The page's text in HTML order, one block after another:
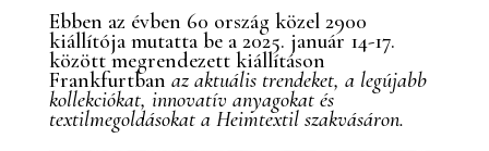
Ebben az évben 60 ország közel 2900
kiállítója mutatta be a 2025. január 14-17.
között megrendezett kiállításon
Frankfurtban az aktuális trendeket, a legújabb
kollekciókat, innovatív anyagokat és
textilmegoldásokat a Heimtextil szakvásáron.